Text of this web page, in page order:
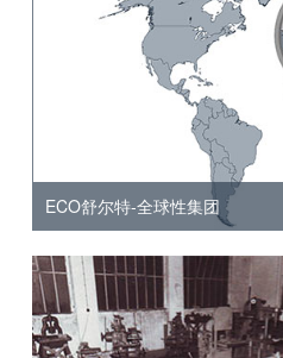
ECO舒尔特-全球性集团